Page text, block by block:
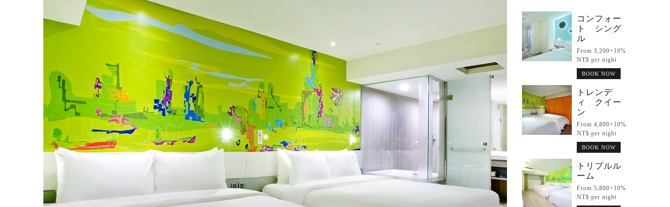
コンフォー
ト シング
ル
From 3,200+10%
NT$ per night
BOOK NOW
トレンデ
ィ クイー
ン
From 4,800+10%
NT$ per night
BOOK NOW
トリプルル
ーム
From 5,800+10%
NT$ per night